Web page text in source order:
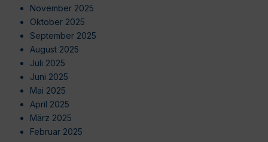
November 2025
Oktober 2025
September 2025
August 2025
Juli 2025
Juni 2025
Mai 2025
April 2025
März 2025
Februar 2025